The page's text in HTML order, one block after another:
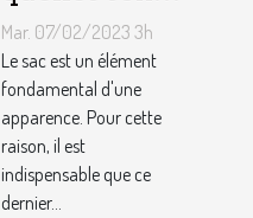
les astuces
pour faire un
choix
approprié ?
Mar. 07/02/2023 3h
Le sac est un élément
fondamental d'une
apparence. Pour cette
raison, il est
indispensable que ce
dernier...